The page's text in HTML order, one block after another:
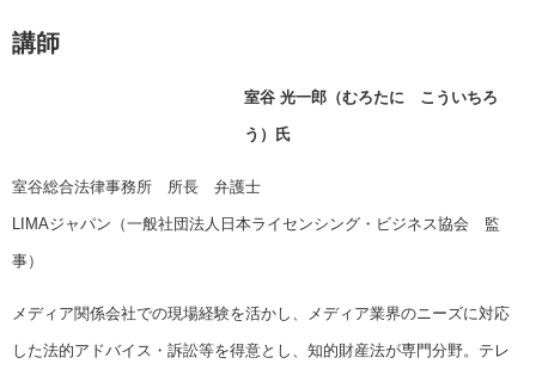
講師
室谷 光一郎 （むろたに こういちろ
う） 氏
室谷総合法律事務所 所長 弁護士
LIMAジャパン（一般社団法人日本ライセンシング・ビジネス協会 監
事）
メディア関係会社での現場経験を活かし、メディア業界のニーズに対応
した法的アドバイス・訴訟等を得意とし、知的財産法が専門分野。テレ